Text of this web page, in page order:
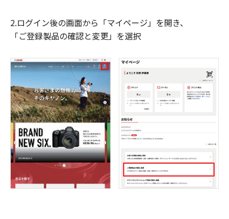
2.ログイン後の画面から「マイページ」を開き、
「ご登録製品の確認と変更」を選択